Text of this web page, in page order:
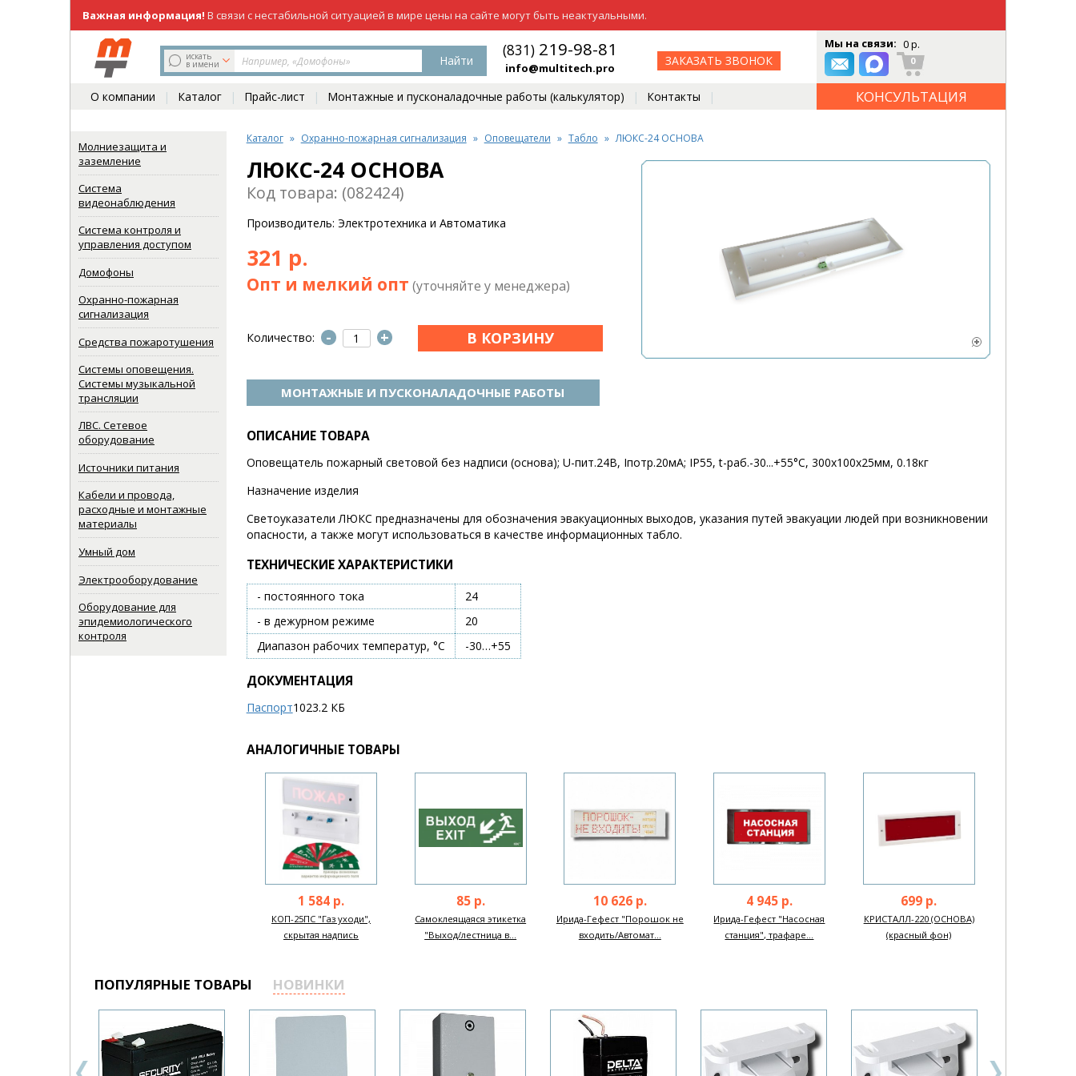
Важная информация! В связи с нестабильной ситуацией в мире цены на сайте могут быть неактуальными.
(831)219-98-81
искать
в имени Найти
(831) 219-98-81
info@multitech.pro
ЗАКАЗАТЬ ЗВОНОК
Мы на связи: 0 р.
0
О компании Каталог Прайс-лист Монтажные и пусконаладочные работы (калькулятор) Контакты
КОНСУЛЬТАЦИЯ
Молниезащита и
заземление
Система
видеонаблюдения
Система контроля и
управления доступом
Домофоны
Охранно-пожарная
сигнализация
Средства пожаротушения
Системы оповещения.
Системы музыкальной
трансляции
ЛВС. Сетевое
оборудование
Источники питания
Кабели и провода,
расходные и монтажные
материалы
Умный дом
Электрооборудование
Оборудование для
эпидемиологического
контроля
Каталог Охранно-пожарная сигнализация Оповещатели Табло ЛЮКС-24 ОСНОВА
ЛЮКС-24 ОСНОВА
Код товара: (082424)
Производитель: Электротехника и Автоматика
321 р.
Опт и мелкий опт (уточняйте у менеджера)
Количество: - +
МОНТАЖНЫЕ И ПУСКОНАЛАДОЧНЫЕ РАБОТЫ
ОПИСАНИЕ ТОВАРА
Оповещатель пожарный световой без надписи (основа); U-пит.24В, Iпотр.20мА; IP55, t-раб.-30...+55°С, 300х100х25мм, 0.18кг
Назначение изделия
Светоуказатели ЛЮКС предназначены для обозначения эвакуационных выходов, указания путей эвакуации людей при возникновении
опасности, а также могут использоваться в качестве информационных табло.
ТЕХНИЧЕСКИЕ ХАРАКТЕРИСТИКИ
- постоянного тока
24
- в дежурном режиме
20
Диапазон рабочих температур, °С
-30…+55
ДОКУМЕНТАЦИЯ
Паспорт1023.2 КБ
АНАЛОГИЧНЫЕ ТОВАРЫ
1 584 р.
КОП-25ПС "Газ уходи",
скрытая надпись
85 р.
Самоклеящаяся этикетка
"Выход/лестница в...
10 626 р.
Ирида-Гефест "Порошок не
входить/Автомат...
4 945 р.
Ирида-Гефест "Насосная
станция", трафаре...
699 р.
КРИСТАЛЛ-220 (ОСНОВА)
(красный фон)
ПОПУЛЯРНЫЕ ТОВАРЫ НОВИНКИ
Next